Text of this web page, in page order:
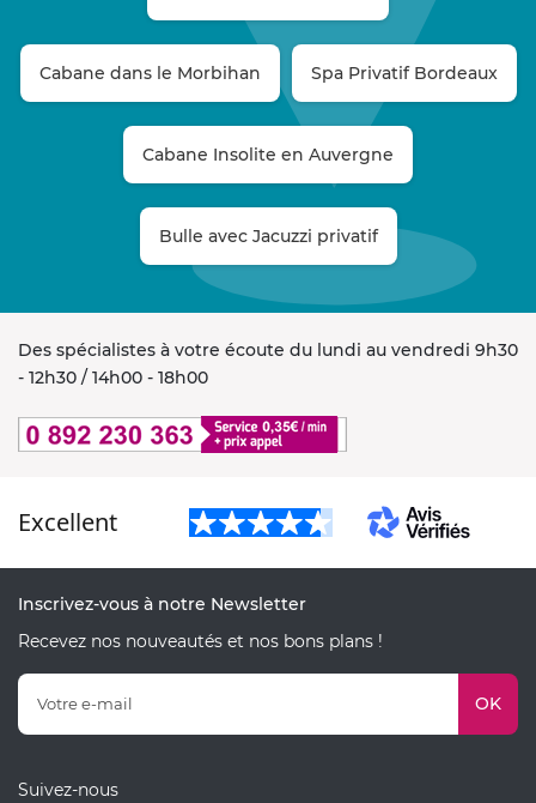
Cabane dans le Morbihan Spa Privatif Bordeaux
Cabane Insolite en Auvergne
Bulle avec Jacuzzi privatif
Des spécialistes à votre écoute du lundi au vendredi 9h30
- 12h30 / 14h00 - 18h00
Excellent
Inscrivez-vous à notre Newsletter
Recevez nos nouveautés et nos bons plans !
OK
Suivez-nous